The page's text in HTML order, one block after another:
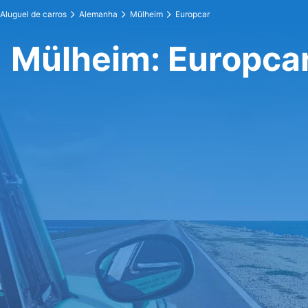
Aluguel de carros Alemanha Mülheim Europcar
Mülheim: